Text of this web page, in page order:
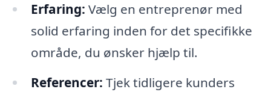
Erfaring: Vælg en entreprenør med
solid erfaring inden for det specifikke
område, du ønsker hjælp til.
Referencer: Tjek tidligere kunders